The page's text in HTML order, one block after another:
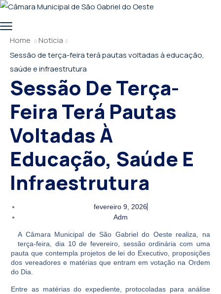
Home
Noticia
Sessão de terça-feira terá pautas voltadas à educação,
saúde e infraestrutura
Sessão De Terça-
Feira Terá Pautas
Voltadas À
Educação, Saúde E
Infraestrutura
fevereiro 9, 2026
Adm
A Câmara Municipal de São Gabriel do Oeste realiza, na
terça-feira, dia 10 de fevereiro, sessão ordinária com uma
pauta que contempla projetos de lei do Executivo, proposições
dos vereadores e matérias que entram em votação na Ordem
do Dia.
Entre as matérias do expediente, protocoladas para análise